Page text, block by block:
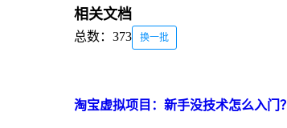
相关文档
总数：373 换一批
淘宝虚拟项目：新手没技术怎么入门？